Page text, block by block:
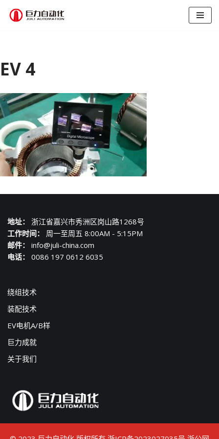
文
EV 4
地址：
浙江省嘉兴市秀洲区岗山路1268号
工作时间：
周一至周五 8:00AM - 5:15PM
邮件：
info@juli-china.com
电话：
0086 197 0612 6035
绕组技术
装配技术
EV电机A/B样
巨力成就
关于我们